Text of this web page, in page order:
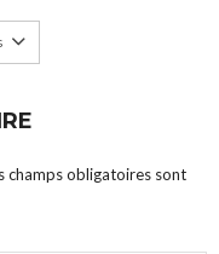
champs obligatoires sont